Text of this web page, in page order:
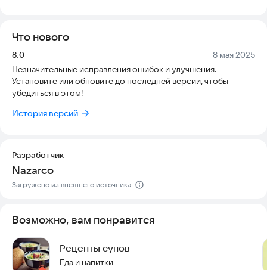
* Бисквит (2)
* Булочки (25)
* Вафли (1)
* Закуски (1)
* Крамбл (1)
* Крекеры (4)
* Лепёшки (7)
* Печенье (18)
* Пироги (83)
* Pирожки (22)
* Пот-пай (3)
* Пудинг (2)
Что нового
Версия:
8.0 Дата:
8 мая 2025
Незначительные исправления ошибок и улучшения.
Установите или обновите до последней версии, чтобы
убедиться в этом!
История версий
Разработчик
Nazarco
Загружено из внешнего источника
Возможно, вам понравится
Рецепты супов
Еда и напитки